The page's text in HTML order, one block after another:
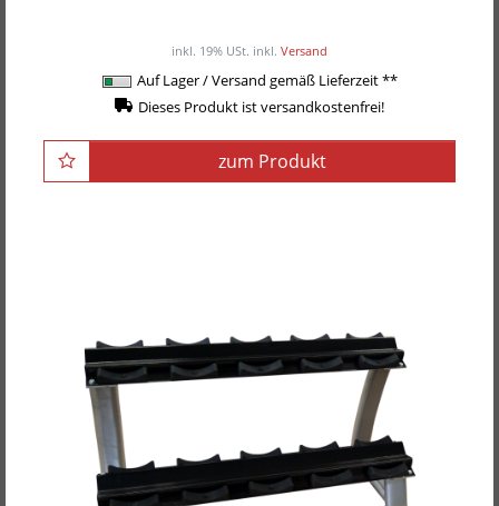
inkl. 19% USt. inkl. Versand
Auf Lager / Versand gemäß Lieferzeit **
Dieses Produkt ist versandkostenfrei!
zum Produkt